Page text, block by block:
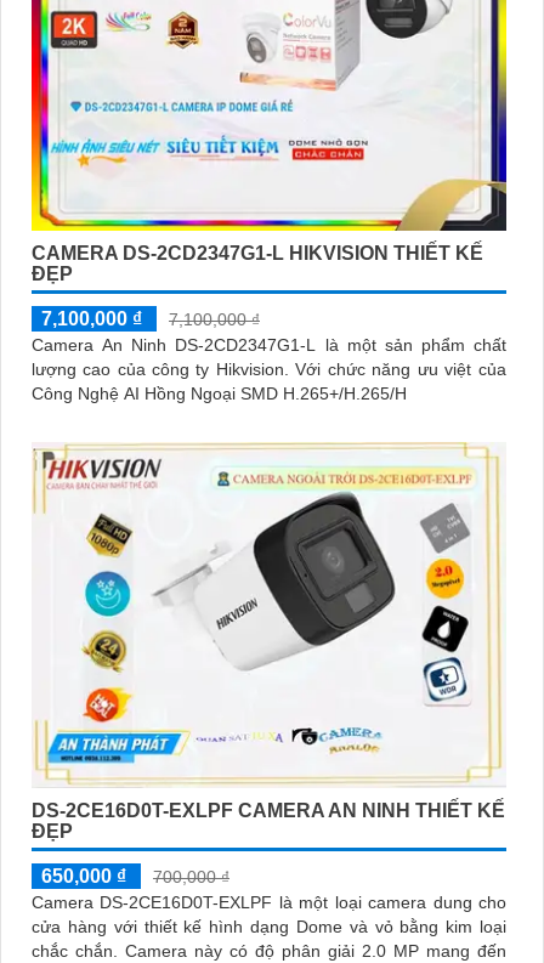
CAMERA DS-2CD2347G1-L HIKVISION THIẾT KẾ
ĐẸP
7,100,000 ₫
7,100,000 ₫
Camera An Ninh DS-2CD2347G1-L là một sản phẩm chất
lượng cao của công ty Hikvision. Với chức năng ưu việt của
Công Nghệ AI Hồng Ngoại SMD H.265+/H.265/H
DS-2CE16D0T-EXLPF CAMERA AN NINH THIẾT KẾ
ĐẸP
650,000 ₫
700,000 ₫
Camera DS-2CE16D0T-EXLPF là một loại camera dung cho
cửa hàng với thiết kế hình dạng Dome và vỏ bằng kim loại
chắc chắn. Camera này có độ phân giải 2.0 MP mang đến